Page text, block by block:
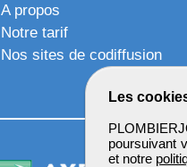
Les
poursuivant
et notre
A propos
Notre tarif
Nos sites de codiffusion